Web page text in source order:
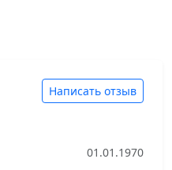
Написать отзыв
01.01.1970